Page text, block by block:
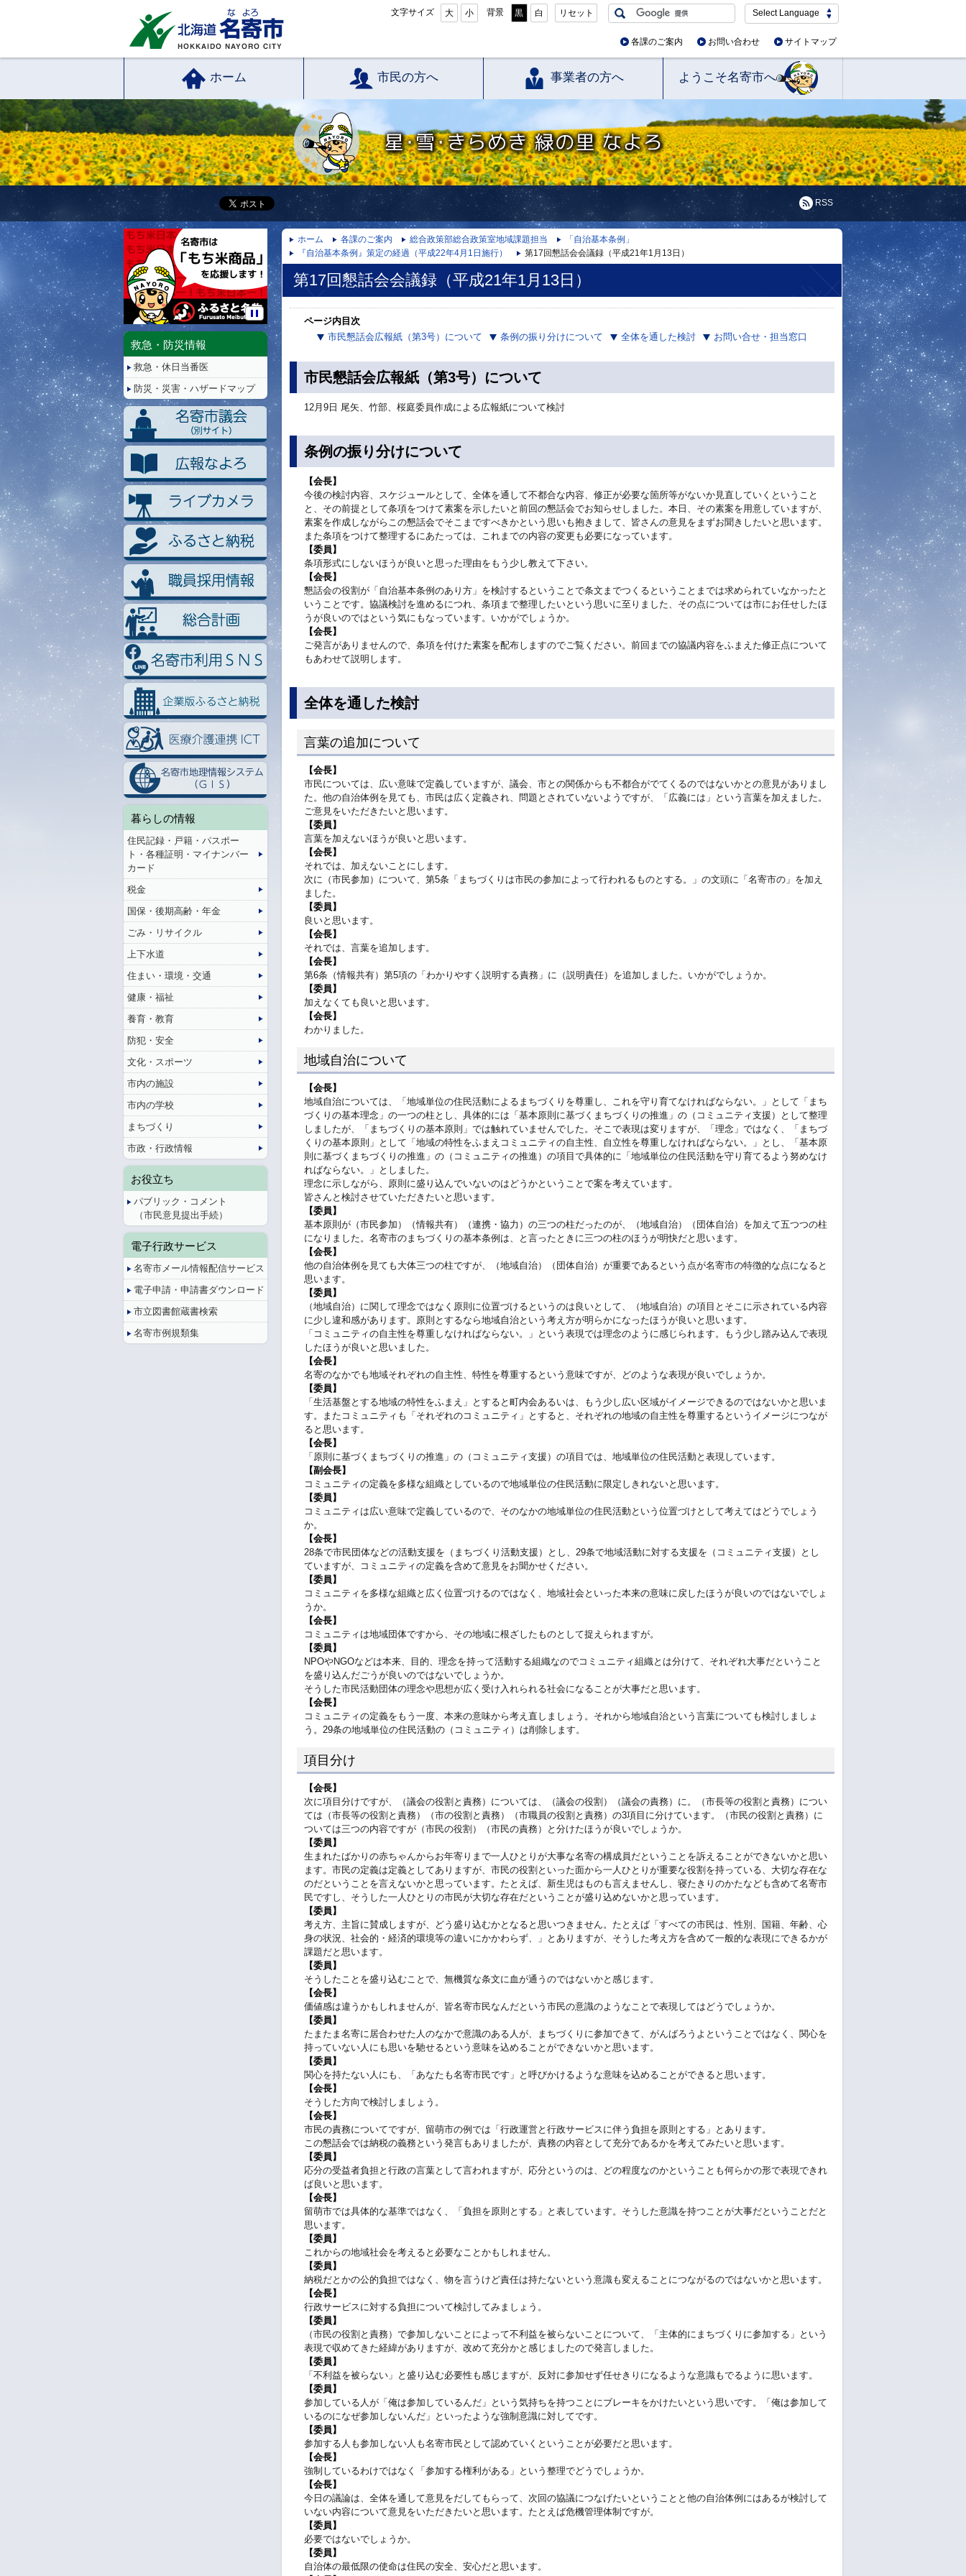
文字サイズ 大 小 背景 黒 白 リセット Select Language
各課のご案内 お問い合わせ サイトマップ
ホーム 市民の方へ 事業者の方へ ようこそ名寄市へ
星・雪・きらめき 緑の里 なよろ
RSS
ホーム 各課のご案内 総合政策部総合政策室地域課題担当
「自治基本条例」
『自治基本条例』策定の経過（平成22年4月1日施行）
第17回懇話会会議録（平成21年1月13日）
第17回懇話会会議録（平成21年1月13日）
ページ内目次
市民懇話会広報紙（第3号）について
条例の振り分けについて 全体を通した検討 お問い合せ・担当窓口
市民懇話会広報紙（第3号）について
12月9日 尾矢、竹部、桜庭委員作成による広報紙について検討
条例の振り分けについて
【会長】
今後の検討内容、スケジュールとして、全体を通して不都合な内容、修正が必要な箇所等がないか見直していくということ
と、その前提として条項をつけて素案を示したいと前回の懇話会でお知らせしました。本日、その素案を用意していますが、
素案を作成しながらこの懇話会でそこまですべきかという思いも抱きまして、皆さんの意見をまずお聞きしたいと思います。
また条項をつけて整理するにあたっては、これまでの内容の変更も必要になっています。
【委員】
条項形式にしないほうが良いと思った理由をもう少し教えて下さい。
【会長】
懇話会の役割が「自治基本条例のあり方」を検討するということで条文までつくるということまでは求められていなかったと
いうことです。協議検討を進めるにつれ、条項まで整理したいという思いに至りました、その点については市にお任せしたほ
うが良いのではという気にもなっています。いかがでしょうか。
【会長】
ご発言がありませんので、条項を付けた素案を配布しますのでご覧ください。前回までの協議内容をふまえた修正点について
もあわせて説明します。
全体を通した検討
言葉の追加について
【会長】
市民については、広い意味で定義していますが、議会、市との関係からも不都合がでてくるのではないかとの意見がありまし
た。他の自治体例を見ても、市民は広く定義され、問題とされていないようですが、「広義には」という言葉を加えました。
ご意見をいただきたいと思います。
【委員】
言葉を加えないほうが良いと思います。
【会長】
それでは、加えないことにします。
次に（市民参加）について、第5条「まちづくりは市民の参加によって行われるものとする。」の文頭に「名寄市の」を加え
ました。
【委員】
良いと思います。
【会長】
それでは、言葉を追加します。
【会長】
第6条（情報共有）第5項の「わかりやすく説明する責務」に（説明責任）を追加しました。いかがでしょうか。
【委員】
加えなくても良いと思います。
【会長】
わかりました。
地域自治について
【会長】
地域自治については、「地域単位の住民活動によるまちづくりを尊重し、これを守り育てなければならない。」として「まち
づくりの基本理念」の一つの柱とし、具体的には「基本原則に基づくまちづくりの推進」の（コミュニティ支援）として整理
しましたが、「まちづくりの基本原則」では触れていませんでした。そこで表現は変りますが、「理念」ではなく、「まちづ
くりの基本原則」として「地域の特性をふまえコミュニティの自主性、自立性を尊重しなければならない。」とし、「基本原
則に基づくまちづくりの推進」の（コミュニティの推進）の項目で具体的に「地域単位の住民活動を守り育てるよう努めなけ
ればならない。」としました。
理念に示しながら、原則に盛り込んでいないのはどうかということで案を考えています。
皆さんと検討させていただきたいと思います。
【委員】
基本原則が（市民参加）（情報共有）（連携・協力）の三つの柱だったのが、（地域自治）（団体自治）を加えて五つつの柱
になりました。名寄市のまちづくりの基本条例は、と言ったときに三つの柱のほうが明快だと思います。
【会長】
他の自治体例を見ても大体三つの柱ですが、（地域自治）（団体自治）が重要であるという点が名寄市の特徴的な点になると
思います。
【委員】
（地域自治）に関して理念ではなく原則に位置づけるというのは良いとして、（地域自治）の項目とそこに示されている内容
に少し違和感があります。原則とするなら地域自治という考え方が明らかになったほうが良いと思います。
「コミュニティの自主性を尊重しなければならない。」という表現では理念のように感じられます。もう少し踏み込んで表現
したほうが良いと思いました。
【会長】
名寄のなかでも地域それぞれの自主性、特性を尊重するという意味ですが、どのような表現が良いでしょうか。
【委員】
「生活基盤とする地域の特性をふまえ」とすると町内会あるいは、もう少し広い区域がイメージできるのではないかと思いま
す。またコミュニティも「それぞれのコミュニティ」とすると、それぞれの地域の自主性を尊重するというイメージにつなが
ると思います。
【会長】
「原則に基づくまちづくりの推進」の（コミュニティ支援）の項目では、地域単位の住民活動と表現しています。
【副会長】
コミュニティの定義を多様な組織としているので地域単位の住民活動に限定しきれないと思います。
【委員】
コミュニティは広い意味で定義しているので、そのなかの地域単位の住民活動という位置づけとして考えてはどうでしょう
か。
【会長】
28条で市民団体などの活動支援を（まちづくり活動支援）とし、29条で地域活動に対する支援を（コミュニティ支援）とし
ていますが、コミュニティの定義を含めて意見をお聞かせください。
【委員】
コミュニティを多様な組織と広く位置づけるのではなく、地域社会といった本来の意味に戻したほうが良いのではないでしょ
うか。
【会長】
コミュニティは地域団体ですから、その地域に根ざしたものとして捉えられますが。
【委員】
NPOやNGOなどは本来、目的、理念を持って活動する組織なのでコミュニティ組織とは分けて、それぞれ大事だということ
を盛り込んだごうが良いのではないでしょうか。
そうした市民活動団体の理念や思想が広く受け入れられる社会になることが大事だと思います。
【会長】
コミュニティの定義をもう一度、本来の意味から考え直しましょう。それから地域自治という言葉についても検討しましょ
う。29条の地域単位の住民活動の（コミュニティ）は削除します。
項目分け
【会長】
次に項目分けですが、（議会の役割と責務）については、（議会の役割）（議会の責務）に。（市長等の役割と責務）につい
ては（市長等の役割と責務）（市の役割と責務）（市職員の役割と責務）の3項目に分けています。（市民の役割と責務）に
ついては三つの内容ですが（市民の役割）（市民の責務）と分けたほうが良いでしょうか。
【委員】
生まれたばかりの赤ちゃんからお年寄りまで一人ひとりが大事な名寄の構成員だということを訴えることができないかと思い
ます。市民の定義は定義としてありますが、市民の役割といった面から一人ひとりが重要な役割を持っている、大切な存在な
のだということを言えないかと思っています。たとえば、新生児はものも言えませんし、寝たきりのかたなども含めて名寄市
民ですし、そうした一人ひとりの市民が大切な存在だということが盛り込めないかと思っています。
【委員】
考え方、主旨に賛成しますが、どう盛り込むかとなると思いつきません。たとえば「すべての市民は、性別、国籍、年齢、心
身の状況、社会的・経済的環境等の違いにかかわらず、」とありますが、そうした考え方を含めて一般的な表現にできるかが
課題だと思います。
【委員】
そうしたことを盛り込むことで、無機質な条文に血が通うのではないかと感じます。
【会長】
価値感は違うかもしれませんが、皆名寄市民なんだという市民の意識のようなことで表現してはどうでしょうか。
【委員】
たまたま名寄に居合わせた人のなかで意識のある人が、まちづくりに参加できて、がんばろうよということではなく、関心を
持っていない人にも思いを馳せるという意味を込めることができないかと思います。
【委員】
関心を持たない人にも、「あなたも名寄市民です」と呼びかけるような意味を込めることができると思います。
【会長】
そうした方向で検討しましょう。
【会長】
市民の責務についてですが、留萌市の例では「行政運営と行政サービスに伴う負担を原則とする」とあります。
この懇話会では納税の義務という発言もありましたが、責務の内容として充分であるかを考えてみたいと思います。
【委員】
応分の受益者負担と行政の言葉として言われますが、応分というのは、どの程度なのかということも何らかの形で表現できれ
ば良いと思います。
【会長】
留萌市では具体的な基準ではなく、「負担を原則とする」と表しています。そうした意識を持つことが大事だということだと
思います。
【委員】
これからの地域社会を考えると必要なことかもしれません。
【委員】
納税だとかの公的負担ではなく、物を言うけど責任は持たないという意識も変えることにつながるのではないかと思います。
【会長】
行政サービスに対する負担について検討してみましょう。
【委員】
（市民の役割と責務）で参加しないことによって不利益を被らないことについて、「主体的にまちづくりに参加する」という
表現で収めてきた経緯がありますが、改めて充分かと感じましたので発言しました。
【委員】
「不利益を被らない」と盛り込む必要性も感じますが、反対に参加せず任せきりになるような意識もでるように思います。
【委員】
参加している人が「俺は参加しているんだ」という気持ちを持つことにブレーキをかけたいという思いです。「俺は参加して
いるのになぜ参加しないんだ」といったような強制意識に対してです。
【委員】
参加する人も参加しない人も名寄市民として認めていくということが必要だと思います。
【会長】
強制しているわけではなく「参加する権利がある」という整理でどうでしょうか。
【会長】
今日の議論は、全体を通して意見をだしてもらって、次回の協議につなげたいということと他の自治体例にはあるが検討して
いない内容について意見をいただきたいと思います。たとえば危機管理体制ですが。
【委員】
必要ではないでしょうか。
【委員】
自治体の最低限の使命は住民の安全、安心だと思います。
停
再
救急・防災情報
救急・休日当番医
防災・災害・ハザードマップ
暮らしの情報
住民記録・戸籍・パスポー
ト・各種証明・マイナンバー
カード
税金
国保・後期高齢・年金
ごみ・リサイクル
上下水道
住まい・環境・交通
健康・福祉
養育・教育
防犯・安全
文化・スポーツ
市内の施設
市内の学校
まちづくり
市政・行政情報
お役立ち
パブリック・コメント
（市民意見提出手続）
電子行政サービス
名寄市メール情報配信サービス
電子申請・申請書ダウンロード
市立図書館蔵書検索
名寄市例規類集